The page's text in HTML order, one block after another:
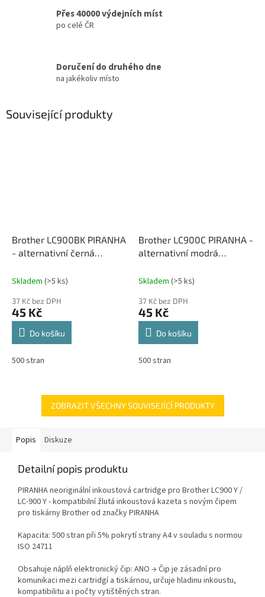
Přes 40000 výdejních míst
po celé ČR
Doručení do druhého dne
na jakékoliv místo
Související produkty
Brother LC900BK PIRANHA
- alternativní černá
Skladem (>5 ks)
37 Kč bez DPH
45 Kč
Do košíku
500 stran
Brother LC900C PIRANHA -
alternativní modrá
Skladem (>5 ks)
37 Kč bez DPH
45 Kč
Do košíku
500 stran
ZOBRAZIT VŠECHNY SOUVISEJÍCÍ PRODUKTY
Popis Diskuze
Detailní popis produktu
PIRANHA neoriginální inkoustová cartridge pro Brother LC900 Y /
LC-900 Y - kompatibilní žlutá inkoustová kazeta s novým čipem
pro tiskárny Brother od značky PIRANHA
Kapacita: 500 stran při 5% pokrytí strany A4 v souladu s normou
ISO 24711
Obsahuje náplň elektronický čip: ANO → Čip je zásadní pro
komunikaci mezi cartridgí a tiskárnou, určuje hladinu inkoustu,
kompatibilitu a i počty vytištěných stran.